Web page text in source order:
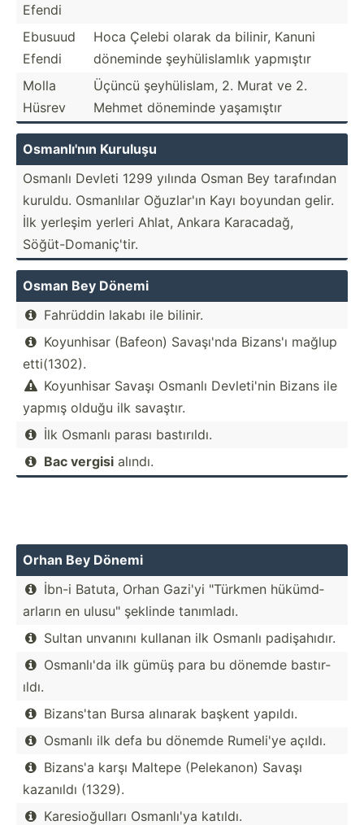
Efendi
Ebusuud
Efendi
Hoca Çelebi olarak da bilinir, Kanuni
döneminde şeyhül­isl­amlık yapmıştır
Molla
Hüsrev
Üçüncü şeyhül­islam, 2. Murat ve 2.
Mehmet döneminde yaşamıştır
Osmanl­ı'nın Kuruluşu
Osmanlı Devleti 1299 yılında Osman Bey tarafından
kuruldu. Osmanlılar Oğuzlar'ın Kayı boyundan gelir.
İlk yerleşim yerleri Ahlat, Ankara Karacadağ,
Söğüt-­Dom­ani­ç'tir.
Osman Bey Dönemi
 Fahrüddin lakabı ile bilinir.

Koyunhisar (Bafeon) Savaşı'nda Bizans'ı mağlup
etti(1­302).

Koyunhisar Savaşı Osmanlı Devlet­i'nin Bizans ile
yapmış olduğu ilk savaştır.
 İlk Osmanlı parası bastır­ıldı.
 Bac vergisialındı.
Orhan Bey Dönemi

İbn-i Batuta, Orhan Gazi'yi "­Türkmen hükümd­
arların en ulusu" şeklinde tanımladı.
 Sultan unvanını kullanan ilk Osmanlı padişa­hıdır.

Osmanlı'da ilk gümüş para bu dönemde bastır­
ıldı.
 Bizans'tan Bursa alınarak başkent yapıldı.
 Osmanlı ilk defa bu dönemde Rumeli'ye açıldı.

Bizans'a karşı Maltepe (Pelek­anon) Savaşı
kazanıldı (1329).
 Karesi­oğu­lları Osmanlı'ya katıldı.